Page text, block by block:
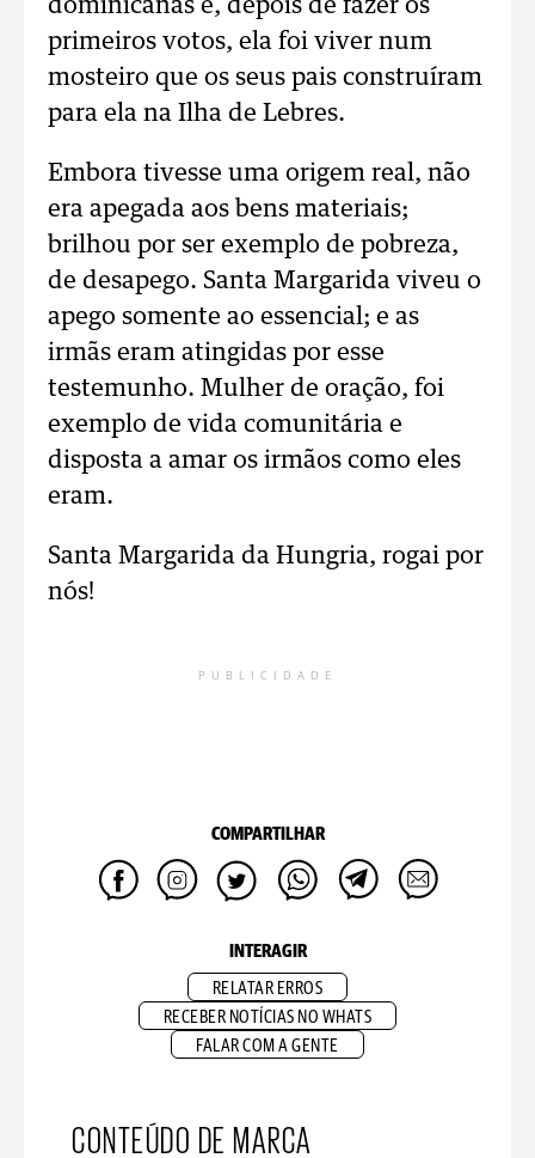
dominicanas e, depois de fazer os
primeiros votos, ela foi viver num
mosteiro que os seus pais construíram
para ela na Ilha de Lebres.
Embora tivesse uma origem real, não
era apegada aos bens materiais;
brilhou por ser exemplo de pobreza,
de desapego. Santa Margarida viveu o
apego somente ao essencial; e as
irmãs eram atingidas por esse
testemunho. Mulher de oração, foi
exemplo de vida comunitária e
disposta a amar os irmãos como eles
eram.
Santa Margarida da Hungria, rogai por
nós!
PUBLICIDADE
COMPARTILHAR
INTERAGIR
RELATAR ERROS
RECEBER NOTÍCIAS NO WHATS
FALAR COM A GENTE
CONTEÚDO DE MARCA